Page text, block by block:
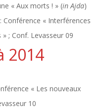
« Aux morts ! » (in Ajda)
Conférence « Interférences
; Conf. Levasseur 09
2014
« Les nouveaux
10